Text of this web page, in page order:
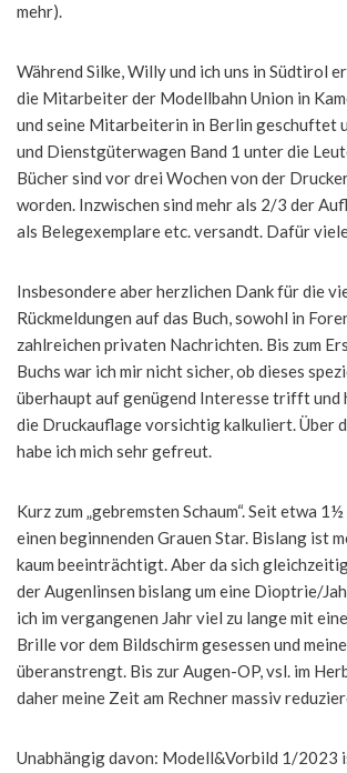
mehr).
Während Silke, Willy und ich uns in Südtirol
die Mitarbeiter der Modellbahn Union in
und seine Mitarbeiterin in Berlin geschuftet
und Dienstgüterwagen Band 1 unter die
Bücher sind vor drei Wochen von der
worden. Inzwischen sind mehr als 2/3 der
als Belegexemplare etc. versandt. Dafür
Insbesondere aber herzlichen Dank für die
Rückmeldungen auf das Buch, sowohl in
zahlreichen privaten Nachrichten. Bis zum
Buchs war ich mir nicht sicher, ob dieses
überhaupt auf genügend Interesse trifft und
die Druckauflage vorsichtig kalkuliert. Über
habe ich mich sehr gefreut.
Kurz zum „gebremsten Schaum“. Seit etwa
einen beginnenden Grauen Star. Bislang ist
kaum beeinträchtigt. Aber da sich
der Augenlinsen bislang um eine Dioptrie/
ich im vergangenen Jahr viel zu lange mit
Brille vor dem Bildschirm gesessen und
überanstrengt. Bis zur Augen-OP, vsl. im
daher meine Zeit am Rechner massiv
Unabhängig davon: Modell&Vorbild 1/2023